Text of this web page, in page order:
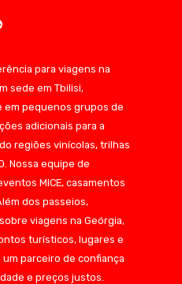
para viagens na
sede em Tbilisi,
em pequenos grupos de
adicionais para a
regiões vinícolas, trilhas
Nossa equipe de
MICE, casamentos
dos passeios,
viagens na Geórgia,
turísticos, lugares e
parceiro de confiança
e preços justos.